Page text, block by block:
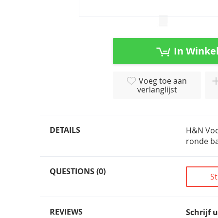
In
Voeg toe aan
verlanglijst
DETAILS
H&N
ronde
QUESTIONS (0)
REVIEWS
Schrijf